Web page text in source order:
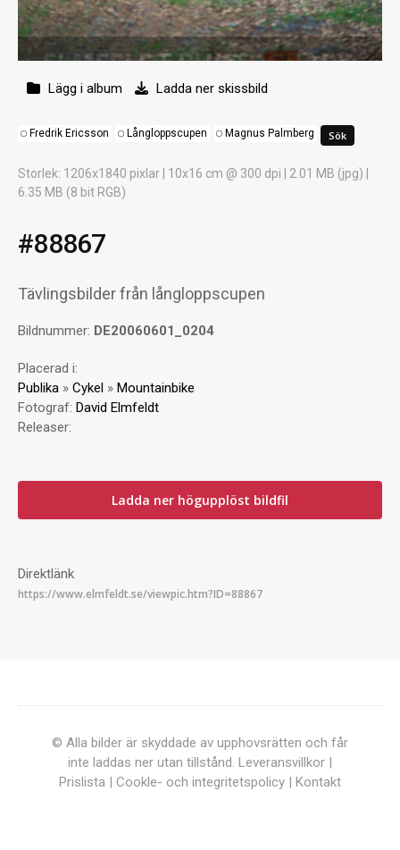
Lägg i album Ladda ner skissbild
Fredrik Ericsson Långloppscupen Magnus Palmberg
Storlek: 1206x1840 pixlar | 10x16 cm @ 300 dpi | 2.01 MB (jpg) |
6.35 MB (8 bit RGB)
#88867
Tävlingsbilder från långloppscupen
Bildnummer: DE20060601_0204
Placerad i:
Publika » Cykel » Mountainbike
Fotograf: David Elmfeldt
Releaser:
Ladda ner högupplöst bildfil
Direktlänk
© Alla bilder är skyddade av upphovsrätten och får
inte laddas ner utan tillstånd. Leveransvillkor |
Prislista | Cookle- och integritetspolicy | Kontakt